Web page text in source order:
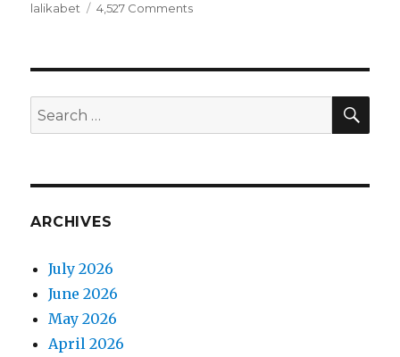
on
lalikabet
4,527 Comments
About
Search
for:
ARCHIVES
July 2026
June 2026
May 2026
April 2026